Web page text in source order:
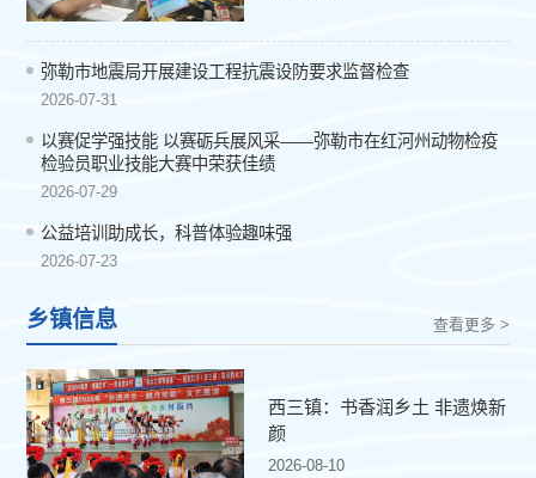
弥勒市地震局开展建设工程抗震设防要求监督检查
2026-07-31
以赛促学强技能 以赛砺兵展风采——弥勒市在红河州动物检疫
检验员职业技能大赛中荣获佳绩
2026-07-29
公益培训助成长，科普体验趣味强
2026-07-23
乡镇信息 查看更多 >
西三镇：书香润乡土 非遗焕新
颜
2026-08-10